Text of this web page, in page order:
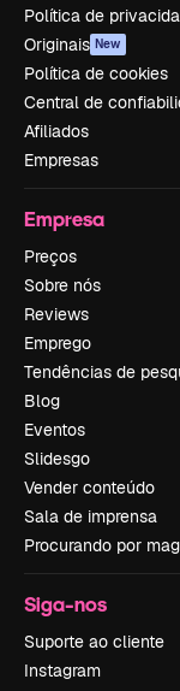
Política de
Originais New
Política de cookies
Central de
Afiliados
Empresas
Empresa
Preços
Sobre nós
Reviews
Emprego
Tendências de
Blog
Eventos
Slidesgo
Vender conteúdo
Sala de imprensa
Procurando por
Siga-nos
Suporte ao cliente
Instagram